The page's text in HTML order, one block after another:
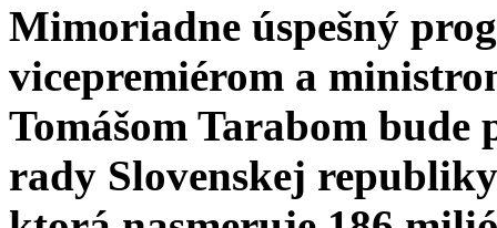
Mimoriadne úspešný
vicepremiérom a
Tomášom Tarabom
rady Slovenskej